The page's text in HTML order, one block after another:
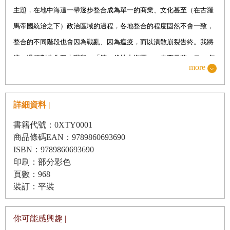
第二章：跨越宗教的壁壘 西元九○○年─西元一○五○年
第三章：翻江搗海的巨變 西元一○○○年─西元一一○○年
第五章：飄洋渡海的營生 西元一一六○年─西元一一八五年
第六章：帝國有衰也有興 西元一一三○年─西元一二六○年
第七章：商人傭兵傳教士 西元一二二○年─西元一三○○年
第八章：閉門不納自為王 西元一二九一年─西元一三五○年
主題，在地中海這一帶逐步整合成為單一的商業、文化甚至（在古羅
馬帝國統治之下）政治區域的過程，各地整合的程度固然不會一致，
整合的不同階段也會因為戰亂、因為瘟疫，而以潰散崩裂告終。我將
這一過程劃分為五大階段。「第一代地中海區」，在西元前一二○○年
現形的步調很慢，最後因為黑死病大流行而風雨飄搖，岌岌可危。再
來的「第四代地中海區」，就不得不面對大西洋愈來愈強勁的競爭，
最後落入大西洋強權國家的宰制，終至於一八六九年蘇伊士運河開通
之時結束。自此而後，「第五代地中海區」淪為通往印度洋的走廊，
迄至二十世紀後半葉才意外又找到了新的定位。
「地中海區」（Mediterranean）一詞在我的用法，絕對只限於那一片
港市，如此而已。這樣的用法，比起研究地中海歷史的偉大先驅，費
more
詳細資料 |
書籍代號：0XTY0001
商品條碼EAN：9789860693690
ISBN：9789860693690
印刷：部分彩色
頁數：968
裝訂：平裝
你可能感興趣 |